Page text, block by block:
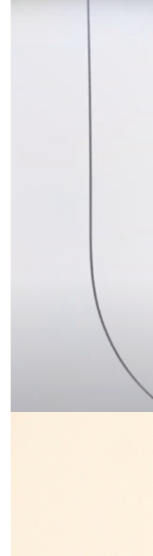
Модели шли по
В коллекцию вошли
костюмы, мини-юбки,
Ух украсили
декоративные
Образы дополняли
вставками из
с кристаллами и
из кроссовок. Все
были прикованы к